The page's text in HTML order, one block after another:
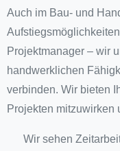
Auch im Bau- und
Projektmanager – wir
handwerklichen
verbinden. Wir bieten
Projekten mitzuwirken
Wir sehen